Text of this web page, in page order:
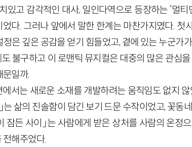
있고 감각적인 대사, 일인다역으로 등장하는 ‘멀티
다. 그러나 앞에서 말한 한계는 마찬가지였다. 첫
은 깊은 공감을 얻기 힘들었고, 곁에 있는 누군가
불구하고 이 로맨틱 뮤지컬은 대중의 많은 관심
일까.
서는 새로운 소재를 개발하려는 움직임도 없지
는 삶의 진솔함이 담긴 보기 드문 수작이었고, 꽃동
잠든 사이」는 사람에게 받은 상처를 사람의 온정
해주었다.